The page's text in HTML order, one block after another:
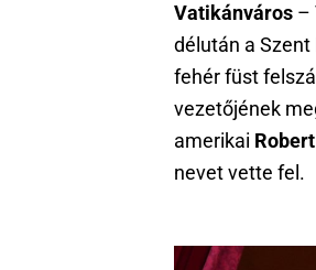
Vatikánváros –
délután a
fehér füst
vezetőjének
amerikai
nevet vette fel.